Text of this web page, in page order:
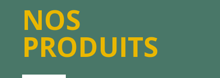
NOS
PRODUITS